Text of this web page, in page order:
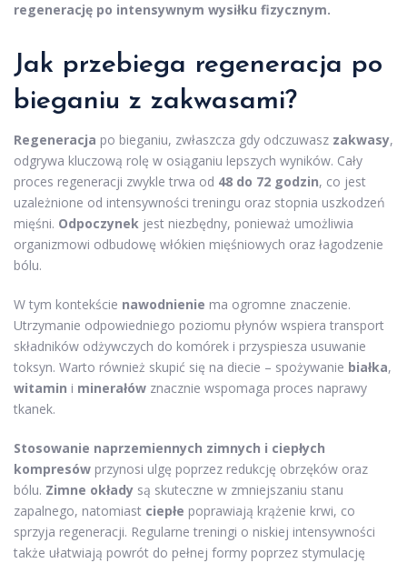
regenerację po intensywnym wysiłku fizycznym.
Jak przebiega regeneracja po
bieganiu z zakwasami?
Regeneracja po bieganiu, zwłaszcza gdy odczuwasz zakwasy,
odgrywa kluczową rolę w osiąganiu lepszych wyników. Cały
proces regeneracji zwykle trwa od 48 do 72 godzin, co jest
uzależnione od intensywności treningu oraz stopnia uszkodzeń
mięśni. Odpoczynek jest niezbędny, ponieważ umożliwia
organizmowi odbudowę włókien mięśniowych oraz łagodzenie
bólu.
W tym kontekście nawodnienie ma ogromne znaczenie.
Utrzymanie odpowiedniego poziomu płynów wspiera transport
składników odżywczych do komórek i przyspiesza usuwanie
toksyn. Warto również skupić się na diecie – spożywanie białka,
witamin i minerałów znacznie wspomaga proces naprawy
tkanek.
Stosowanie naprzemiennych zimnych i ciepłych
kompresów przynosi ulgę poprzez redukcję obrzęków oraz
bólu. Zimne okłady są skuteczne w zmniejszaniu stanu
zapalnego, natomiast ciepłe poprawiają krążenie krwi, co
sprzyja regeneracji. Regularne treningi o niskiej intensywności
także ułatwiają powrót do pełnej formy poprzez stymulację